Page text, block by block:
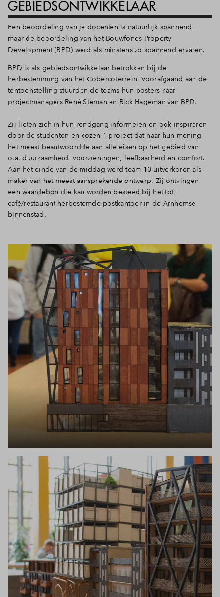
GEBIEDSONTWIKKELAAR
Een beoordeling van je docenten is natuurlijk spannend,
maar de beoordeling van het Bouwfonds Property
Development (BPD) werd als minstens zo spannend ervaren.
BPD is als gebiedsontwikkelaar betrokken bij de
herbestemming van het Cobercoterrein. Voorafgaand aan de
tentoonstelling stuurden de teams hun posters naar
projectmanagers René Steman en Rick Hageman van BPD.
Zij lieten zich in hun rondgang informeren en ook inspireren
door de studenten en kozen 1 project dat naar hun mening
het meest beantwoordde aan alle eisen op het gebied van
o.a. duurzaamheid, voorzieningen, leefbaarheid en comfort.
Aan het einde van de middag werd team 10 uitverkoren als
maker van het meest aansprekende ontwerp. Zij ontvingen
een waardebon die kan worden besteed bij het tot
café/restaurant herbestemde postkantoor in de Arnhemse
binnenstad.